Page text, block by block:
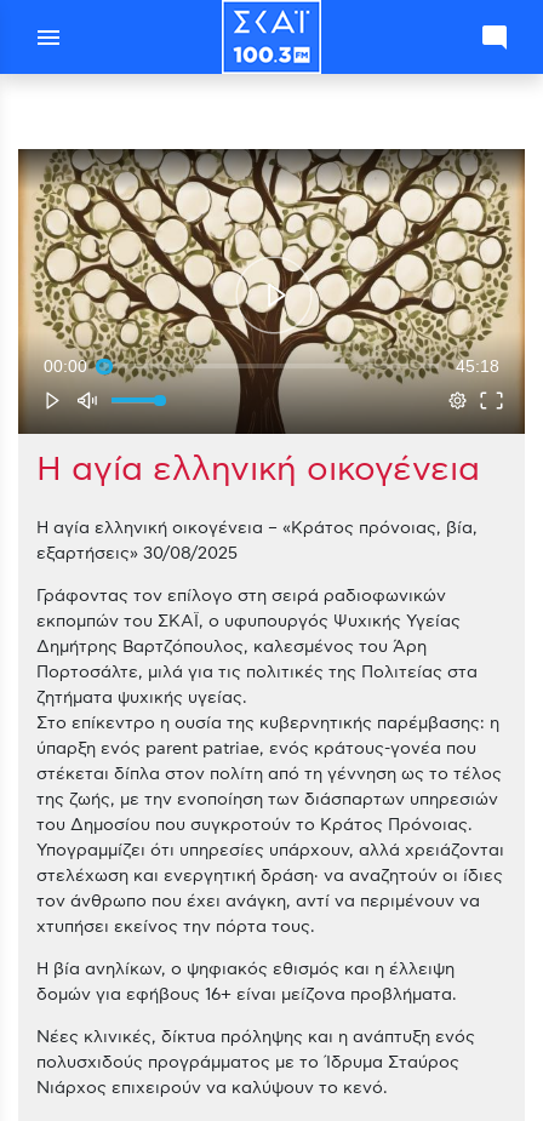
menu mode_comment
00:00 45:18
Η αγία ελληνική οικογένεια
Η αγία ελληνική οικογένεια – «Κράτος πρόνοιας, βία,
εξαρτήσεις» 30/08/2025
Γράφοντας τον επίλογο στη σειρά ραδιοφωνικών
εκπομπών του ΣΚΑΪ, ο υφυπουργός Ψυχικής Υγείας
Δημήτρης Βαρτζόπουλος, καλεσμένος του Άρη
Πορτοσάλτε, μιλά για τις πολιτικές της Πολιτείας στα
ζητήματα ψυχικής υγείας.
Στο επίκεντρο η ουσία της κυβερνητικής παρέμβασης: η
ύπαρξη ενός parent patriae, ενός κράτους-γονέα που
στέκεται δίπλα στον πολίτη από τη γέννηση ως το τέλος
της ζωής, με την ενοποίηση των διάσπαρτων υπηρεσιών
του Δημοσίου που συγκροτούν το Κράτος Πρόνοιας.
Υπογραμμίζει ότι υπηρεσίες υπάρχουν, αλλά χρειάζονται
στελέχωση και ενεργητική δράση· να αναζητούν οι ίδιες
τον άνθρωπο που έχει ανάγκη, αντί να περιμένουν να
χτυπήσει εκείνος την πόρτα τους.
Η βία ανηλίκων, ο ψηφιακός εθισμός και η έλλειψη
δομών για εφήβους 16+ είναι μείζονα προβλήματα.
Νέες κλινικές, δίκτυα πρόληψης και η ανάπτυξη ενός
πολυσχιδούς προγράμματος με το Ίδρυμα Σταύρος
Νιάρχος επιχειρούν να καλύψουν το κενό.